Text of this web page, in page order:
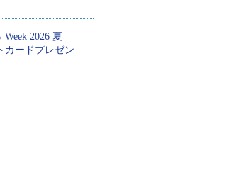
Week 2026 夏
カードプレゼン